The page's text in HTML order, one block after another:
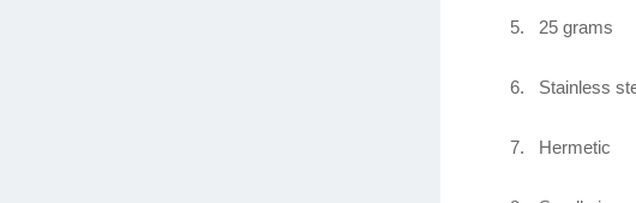
5. 25 grams
6. Stainless
7. Hermetic